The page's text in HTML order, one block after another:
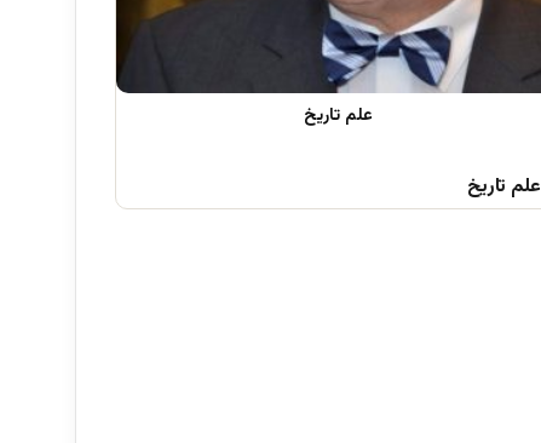
علم تاریخ